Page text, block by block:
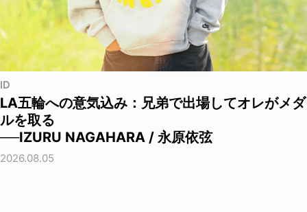
ID
LA五輪への意気込み：兄弟で出場してオレがメダ
ルを取る
──IZURU NAGAHARA / 永原依弦
2026.08.05